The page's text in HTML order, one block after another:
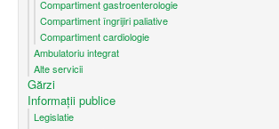
Compartiment gastroenterologie
Compartiment îngrijiri paliative
Compartiment cardiologie
Ambulatoriu integrat
Alte servicii
Gărzi
Informații publice
Legislatie